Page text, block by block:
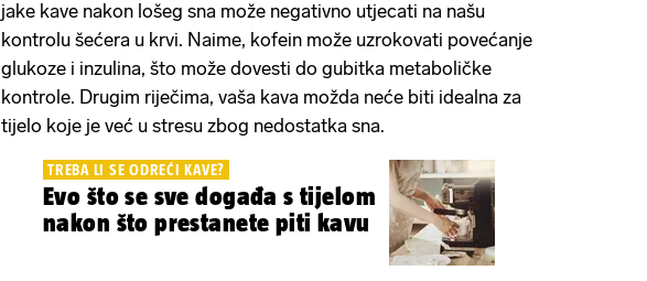
jake kave nakon lošeg sna može negativno utjecati na našu
kontrolu šećera u krvi. Naime, kofein može uzrokovati povećanje
glukoze i inzulina, što može dovesti do gubitka metaboličke
kontrole. Drugim riječima, vaša kava možda neće biti idealna za
tijelo koje je već u stresu zbog nedostatka sna.
TREBA LI SE ODREĆI KAVE?
Evo što se sve događa s tijelom
nakon što prestanete piti kavu